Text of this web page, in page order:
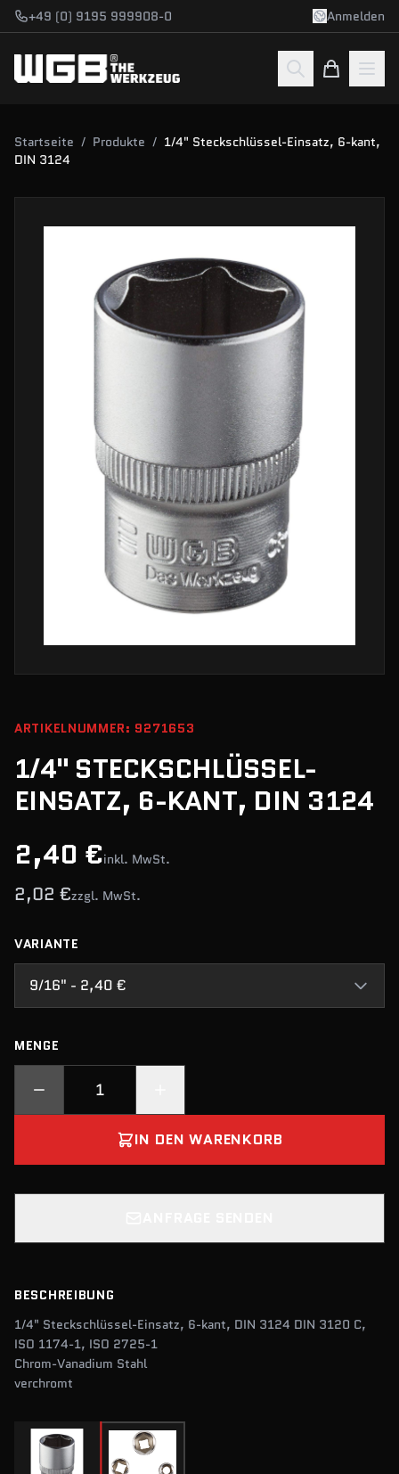
Zum Hauptinhalt springen
+49 (0) 9195 999908-0 Anmelden
Startseite / Produkte / 1/4" Steckschlüssel-Einsatz, 6-kant,
DIN 3124
ARTIKELNUMMER: 9271653
1/4" STECKSCHLÜSSEL-
EINSATZ, 6-KANT, DIN 3124
2,40 €inkl. MwSt.
2,02 €zzgl. MwSt.
VARIANTE
9/16" - 2,40 €
MENGE
IN DEN WARENKORB
BESCHREIBUNG
1/4" Steckschlüssel-Einsatz, 6-kant, DIN 3124 DIN 3120 C,
ISO 1174-1, ISO 2725-1
Chrom-Vanadium Stahl
verchromt